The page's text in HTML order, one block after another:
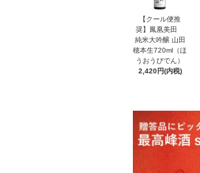
【クール便推
奨】鳳凰美田
純米大吟醸 山田
穂本生720ml（ほ
うおうびでん）
2,420円(内税)